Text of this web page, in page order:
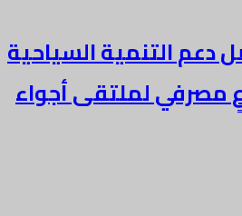
التنمية السياحية
مصرفي لملتقى أجواء